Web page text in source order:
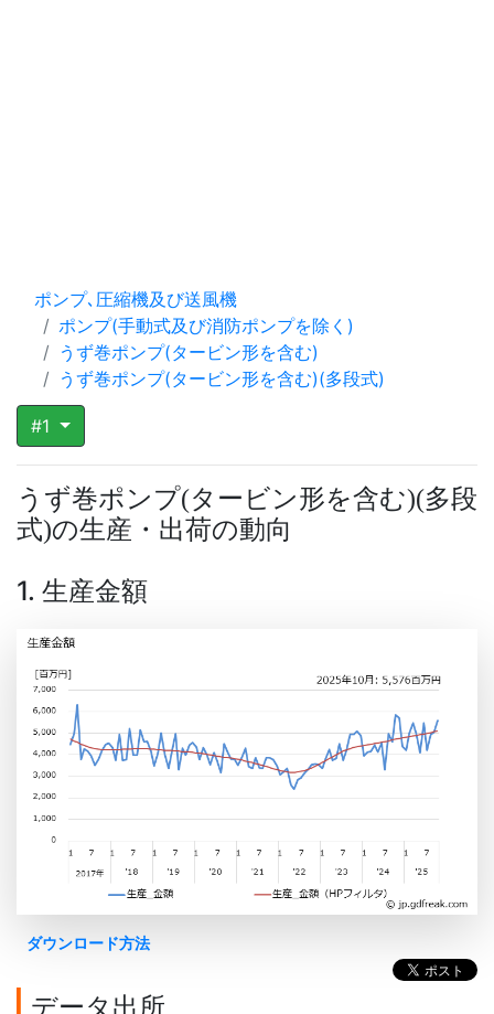
ポンプ､圧縮機及び送風機
ポンプ(手動式及び消防ポンプを除く)
うず巻ポンプ(タービン形を含む)
うず巻ポンプ(タービン形を含む)(多段式)
#1
うず巻ポンプ(タービン形を含む)(多段
式)の生産・出荷の動向
1. 生産金額
ダウンロード方法
データ出所